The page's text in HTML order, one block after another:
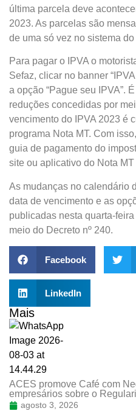
última parcela deve
2023. As parcelas são
de uma só vez no sistema do
Para pagar o IPVA o
Sefaz, clicar no banner
a opção “Pague seu IPVA”.
reduções concedidas por
vencimento do IPVA 2023 é
programa Nota MT. Com
guia de pagamento do
site ou aplicativo do Nota
As mudanças no calendário
data de vencimento e as
publicadas nesta quarta-
meio do Decreto nº 240.
Facebook
LinkedIn
Mais
ACES promove Café com
empresários sobre o
agosto 3, 2026